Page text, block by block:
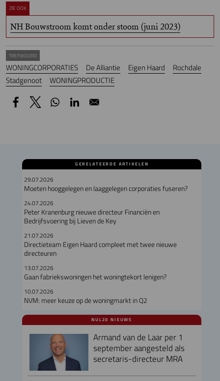
ZIE OOK
NH Bouwstroom komt onder stoom (juni 2023)
TREFWOORD
WONINGCORPORATIES De Alliantie Eigen Haard
Rochdale
Stadgenoot
WONINGPRODUCTIE
GERELATEERDE ARTIKELEN
29.07.2026
Moeten hooggelegen en laaggelegen corporaties fuseren?
24.07.2026
Peter Kranenburg nieuwe directeur Financiën en
Bedrijfsvoering bij Lieven de Key
21.07.2026
Directieteam Eigen Haard compleet met twee nieuwe
directeuren
13.07.2026
Gaan fabriekswoningen het woningtekort lenigen?
10.07.2026
NVM: meer keuze op de woningmarkt in Q2
NUL20 NIEUWS
Armand van de Laar per 1
september aangesteld als
secretaris-directeur MRA